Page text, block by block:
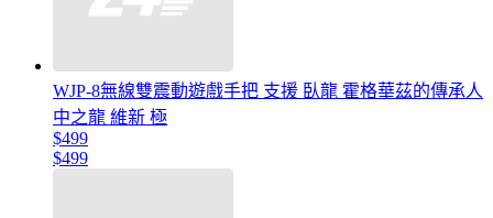
WJP-8無線雙震動遊戲手把 支援 臥龍 霍格華茲的傳承人
中之龍 維新 極
$499
$499